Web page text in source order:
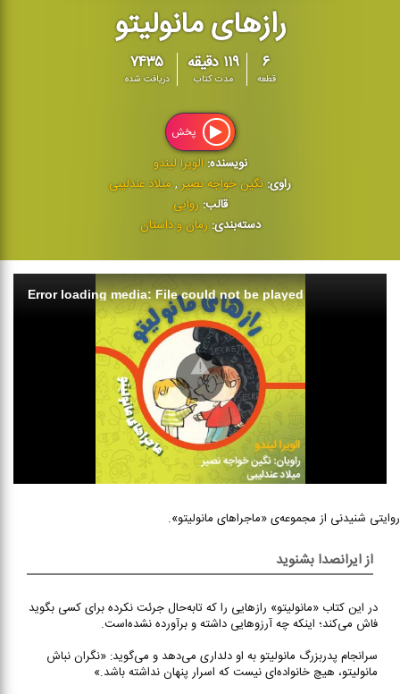
رازهای مانولیتو
۶
قطعه
۱۱۹ دقیقه
مدت کتاب
۷۴۳۵
دریافت شده
پخش
نویسنده:الویرا لیندو
راوی: نگین خواجه نصیر ,میلاد عندلیبی
قالب: روایی
دسته‌بندی: رمان و داستان
Error loading media: File could not be played
روایتی شنیدنی از مجموعه‌ی «ماجراهای مانولیتو».
از ایرانصدا بشنوید
در این کتاب «مانولیتو» رازهایی را که تا‌به‌حال جرئت نکرده برای کسی بگوید
فاش می‌کند؛ اینکه چه آرزوهایی داشته و برآورده نشده‌است.
سرانجام پدربزرگ مانولیتو به او دلداری می‌دهد و می‌گوید: «نگران نباش
مانولیتو، هیچ خانواده‌ای نیست که اسرار پنهان نداشته باشد.»